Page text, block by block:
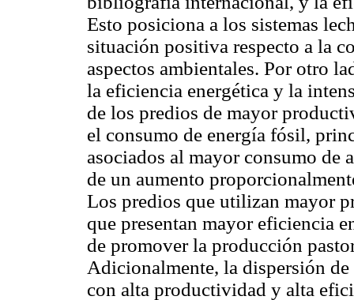
Esto posiciona a los sistemas
situación positiva respecto a la
aspectos ambientales. Por otro
la eficiencia energética y la
de los predios de mayor
el consumo de energía fósil,
asociados al mayor consumo de
de un aumento
Los predios que utilizan mayor
que presentan mayor eficiencia
de promover la producción
Adicionalmente, la dispersión
con alta productividad y alta